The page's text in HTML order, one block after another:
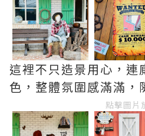
這裡不只造景用心，連
色，整體氛圍感滿滿，
點擊圖片